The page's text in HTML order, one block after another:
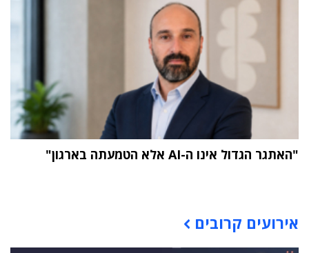
"האתגר הגדול אינו ה-AI אלא הטמעתה בארגון"
אירועים קרובים